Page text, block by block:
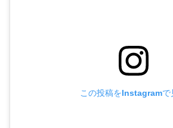
この投稿をInstagramで